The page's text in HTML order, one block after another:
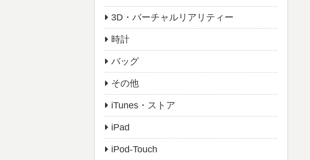
3D・バーチャルリアリティー
時計
バッグ
その他
iTunes・ストア
iPad
iPod-Touch